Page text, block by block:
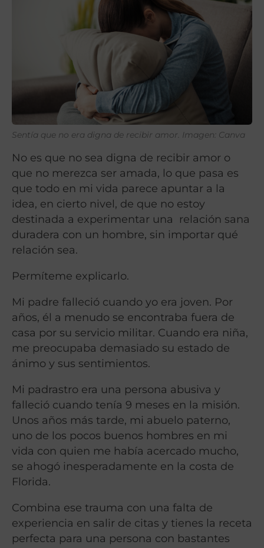
Sentía que no era digna de recibir amor. Imagen: Canva
No es que no sea digna de recibir amor o
que no merezca ser amada, lo que pasa es
que todo en mi vida parece apuntar a la
idea, en cierto nivel, de que no estoy
destinada a experimentar una
relación sana
duradera con un hombre, sin importar qué
relación sea.
Permíteme explicarlo.
Mi padre falleció cuando yo era joven. Por
años, él a menudo se encontraba fuera de
casa por su servicio militar. Cuando era niña,
me preocupaba demasiado su estado de
ánimo y sus sentimientos.
Mi padrastro era una persona abusiva y
falleció cuando tenía 9 meses en la misión.
Unos años más tarde, mi abuelo paterno,
uno de los pocos buenos hombres en mi
vida con quien me había acercado mucho,
se ahogó inesperadamente en la costa de
Florida.
Combina ese trauma con una falta de
experiencia en salir de citas y tienes la receta
perfecta para una persona con bastantes